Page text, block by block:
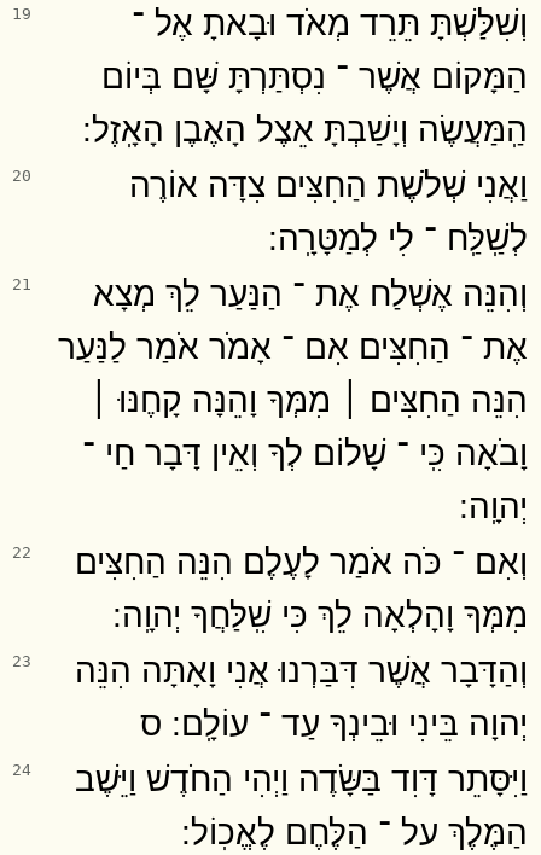
19
וְשִׁלַּשְׁתָּ תֵּרֵד מְאֹד וּבָאתָ אֶל ־
הַמָּקוֹם אֲשֶׁר ־ נִסְתַּרְתָּ שָּׁם בְּיוֹם
הַֽמַּעֲשֶׂה וְיָשַׁבְתָּ אֵצֶל הָאֶבֶן הָאָֽזֶל ׃
20
וַאֲנִי שְׁלֹשֶׁת הַחִצִּים צִדָּה אוֹרֶה
לְשַֽׁלַּֽח ־ לִי לְמַטָּרָֽה ׃
21
וְהִנֵּה אֶשְׁלַח אֶת ־ הַנַּעַר לֵךְ מְצָא
אֶת ־ הַחִצִּים אִם ־ אָמֹר אֹמַר לַנַּעַר
הִנֵּה הַחִצִּים ׀ מִמְּךָ וָהֵנָּה קָחֶנּוּ ׀
וָבֹאָה כִּֽי ־ שָׁלוֹם לְךָ וְאֵין דָּבָר חַי ־
יְהוָֽה ׃
22
וְאִם ־ כֹּה אֹמַר לָעֶלֶם הִנֵּה הַחִצִּים
מִמְּךָ וָהָלְאָה לֵךְ כִּי שִֽׁלַּחֲךָ יְהוָֽה ׃
23
וְהַדָּבָר אֲשֶׁר דִּבַּרְנוּ אֲנִי וָאָתָּה הִנֵּה
יְהוָה בֵּינִי וּבֵינְךָ עַד ־ עוֹלָֽם ׃ ס
24
וַיִּסָּתֵר דָּוִד בַּשָּׂדֶה וַיְהִי הַחֹדֶשׁ וַיֵּשֶׁב
הַמֶּלֶךְ על ־ הַלֶּחֶם לֶאֱכֽוֹל ׃